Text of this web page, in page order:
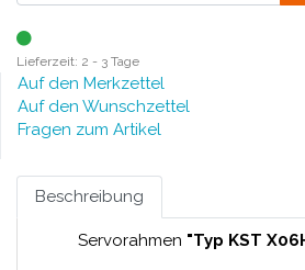
Lieferzeit: 2 - 3 Tage
Auf den Merkzettel
Auf den Wunschzettel
Fragen zum Artikel
Beschreibung
Servorahmen "Typ KST